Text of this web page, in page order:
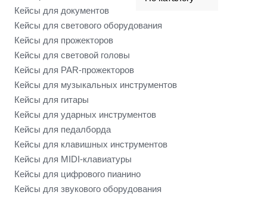
Кейсы для документов
Кейсы для светового оборудования
Кейсы для прожекторов
Кейсы для световой головы
Кейсы для PAR-прожекторов
Кейсы для музыкальных инструментов
Кейсы для гитары
Кейсы для ударных инструментов
Кейсы для педалборда
Кейсы для клавишных инструментов
Кейсы для MIDI-клавиатуры
Кейсы для цифрового пианино
Кейсы для звукового оборудования